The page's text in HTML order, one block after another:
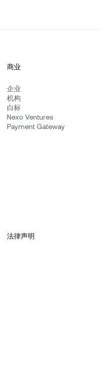
商业
企业
机构
白标
Nexo Ventures
Payment Gateway
法律声明